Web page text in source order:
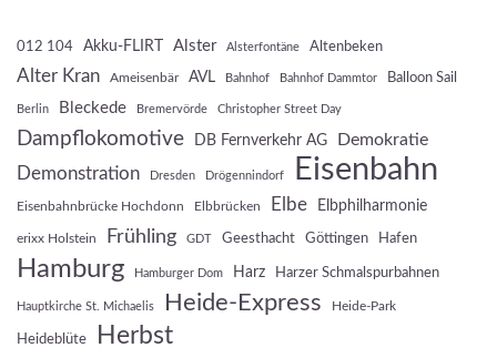
012 104 Akku-FLIRT Alster Alsterfontäne Altenbeken
Alter Kran Ameisenbär AVL Bahnhof Bahnhof Dammtor Balloon Sail
Berlin Bleckede Bremervörde Christopher Street Day
Dampflokomotive DB Fernverkehr AG Demokratie
Demonstration Dresden Drögennindorf Eisenbahn
Eisenbahnbrücke Hochdonn Elbbrücken Elbe Elbphilharmonie
erixx Holstein Frühling GDT Geesthacht Göttingen Hafen
Hamburg Hamburger Dom Harz Harzer Schmalspurbahnen
Hauptkirche St. Michaelis Heide-Express Heide-Park
Heideblüte Herbst